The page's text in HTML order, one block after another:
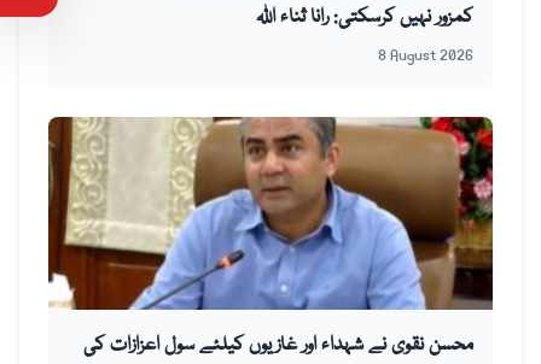
کمزور نہیں کرسکتی: رانا ثناء اللہ
8 August 2026
محسن نقوی نے شہداء اور غازیوں کیلئے سول اعزازات کی